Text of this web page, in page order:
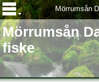
Mörrumsån
fiske
Mörrumsån